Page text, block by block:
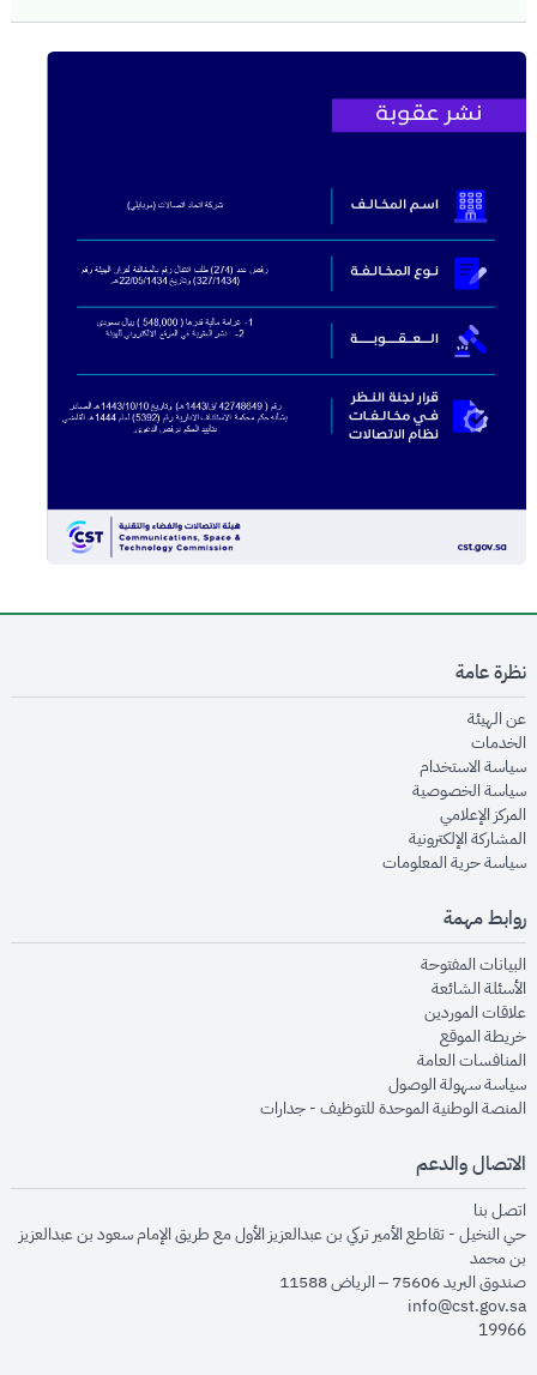
نظرة عامة
عن الهيئةopens in new window
الخدماتopens in new window
سياسة الاستخدام
سياسة الخصوصيةopens in new window
المركز الإعلاميopens in new window
المشاركة الإلكترونيةopens in new window
سياسة حرية المعلوماتopens in new window
روابط مهمة
البيانات المفتوحةopens in new window
الأسئلة الشائعةopens in new window
علاقات الموردينopens in new window
خريطة الموقعopens in new window
المنافسات العامةopens in new window
سياسة سهولة الوصولopens in new window
المنصة الوطنية الموحدة للتوظيف - جداراتopens in new window
الاتصال والدعم
اتصل بنا
حي النخيل - تقاطع الأمير تركي بن عبدالعزيز الأول مع طريق الإمام سعود بن عبدالعزيز
بن محمد
صندوق البريد 75606 – الرياض 11588
info@cst.gov.sa
19966